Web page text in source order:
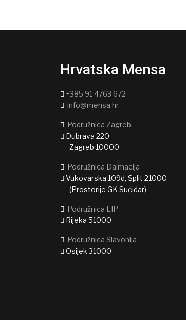
Hrvatska Mensa
+385 91 4763 672
info@mensa.hr
Podružnica Zagreb
Dubrava 220
Zagreb 10000
Podružnica Dalmacija
Vukovarska 109d, Split 21000
(Prostorije GK Sućidar)
Podružnica LIP
Rijeka 51000
Podružnica Slavonija
Osijek 31000